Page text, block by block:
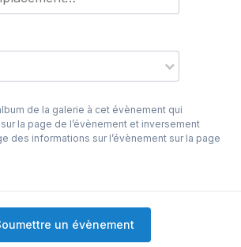
de la galerie à cet évènement qui
la page de l’évènement et inversement
des informations sur l’évènement sur la page
un évènement